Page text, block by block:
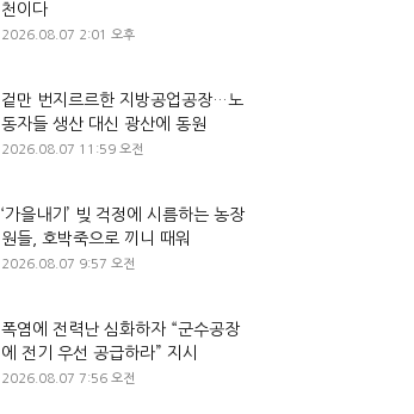
천이다
2026.08.07 2:01 오후
겉만 번지르르한 지방공업공장…노
동자들 생산 대신 광산에 동원
2026.08.07 11:59 오전
‘가을내기’ 빚 걱정에 시름하는 농장
원들, 호박죽으로 끼니 때워
2026.08.07 9:57 오전
폭염에 전력난 심화하자 “군수공장
에 전기 우선 공급하라” 지시
2026.08.07 7:56 오전